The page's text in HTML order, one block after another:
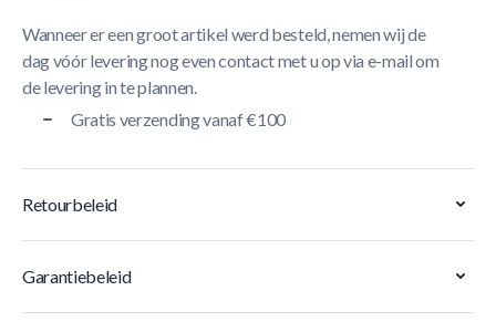
Wanneer er een groot artikel werd besteld, nemen wij de
dag vóór levering nog even contact met u op via e-mail om
de levering in te plannen.
Gratis verzending vanaf €100
Retourbeleid
Garantiebeleid